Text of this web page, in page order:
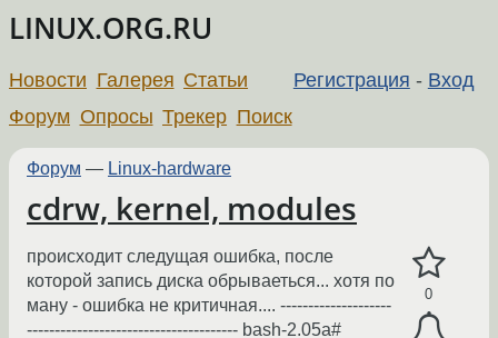
LINUX.ORG.RU
Регистрация - Вход
Новости Галерея Статьи
Форум Опросы Трекер Поиск
Форум — Linux-hardware
cdrw, kernel, modules
0
происходит следущая ошибка, после
которой запись диска обрываеться... хотя по
ману - ошибка не критичная.... --------------------
-------------------------------------- bash-2.05a#